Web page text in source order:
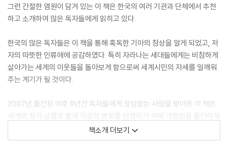
그런 간절한 염원이 담겨 있는 이 책은 한국의 여러 기관과 단체에서 추천
하고 소개하여 많은 독자들에게 읽히고 있다.
한국의 많은 독자들은 이 책을 통해 혹독한 기아의 참상을 알게 되었고, 저
자의 따뜻한 인류애에 공감하였다. 특히 자라나는 세대들에게는 비참하게
살아가는 세계의 이웃들을 돌아보게 함으로써 세계시민의 자세를 일깨워
주는 계기가 될 것이다.
2007년 출간된 이후 9년간 독자들에게 끊임없는 사랑을 받아온 이 책은
세계의 정치 상황과 통계 자료의 변화를 반영하기 위해 개정판을 출간하게
되었다. 이번 개정판에서는 장 지글러의 최신 글과 가장 최근의 자료를 추
가 보완하여 시의성을 높였다.
책소개 더보기